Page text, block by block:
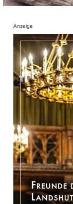
Anzeige